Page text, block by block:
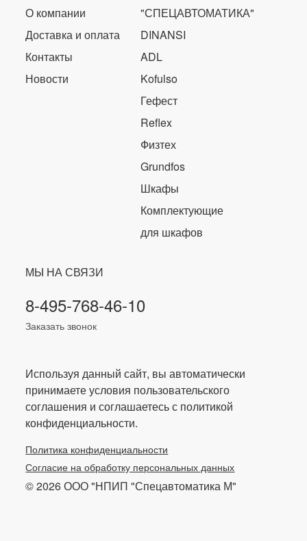
О компании
Доставка и оплата
Контакты
Новости
"СПЕЦАВТОМАТИКА"
DINANSI
ADL
Kofulso
Гефест
Reflex
Физтех
Grundfos
Шкафы
Комплектующие
для шкафов
МЫ НА СВЯЗИ
8-495-768-46-10
Заказать звонок
Используя данный сайт, вы автоматически
принимаете условия пользовательского
соглашения и соглашаетесь с политикой
конфиденциальности.
Политика конфиденциальности
Согласие на обработку персональных данных
© 2026 ООО "НПИП "Спецавтоматика М"